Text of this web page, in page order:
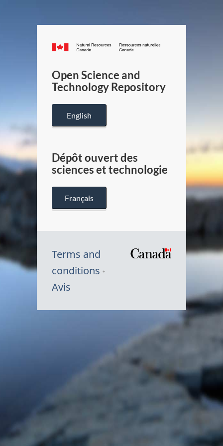
Canada.ca
/
Canada
Open Science and
Technology Repository
English
Dépôt ouvert des
sciences et technologie
Français
Terms and
conditions
Avis
du